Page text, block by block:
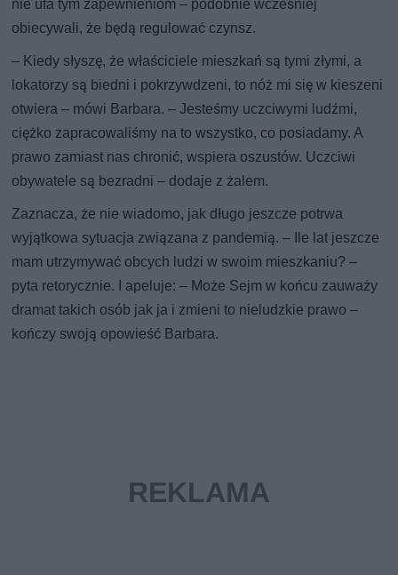
nie ufa tym zapewnieniom – podobnie wcześniej
obiecywali, że będą regulować czynsz.
– Kiedy słyszę, że właściciele mieszkań są tymi złymi, a
lokatorzy są biedni i pokrzywdzeni, to nóż mi się w kieszeni
otwiera – mówi Barbara. – Jesteśmy uczciwymi ludźmi,
ciężko zapracowaliśmy na to wszystko, co posiadamy. A
prawo zamiast nas chronić, wspiera oszustów. Uczciwi
obywatele są bezradni – dodaje z żalem.
Zaznacza, że nie wiadomo, jak długo jeszcze potrwa
wyjątkowa sytuacja związana z pandemią. – Ile lat jeszcze
mam utrzymywać obcych ludzi w swoim mieszkaniu? –
pyta retorycznie. I apeluje: – Może Sejm w końcu zauważy
dramat takich osób jak ja i zmieni to nieludzkie prawo –
kończy swoją opowieść Barbara.